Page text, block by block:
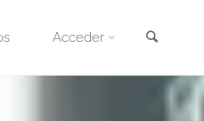
Acceder